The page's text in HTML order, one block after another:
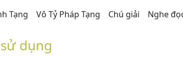
Tạng Vô Tỷ Pháp Tạng Chú giải Nghe
dụng